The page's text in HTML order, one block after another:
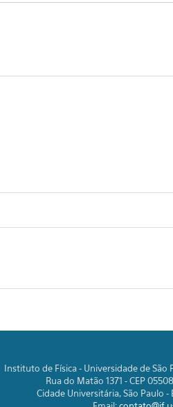
Instituto de Física - Universidade de São
Rua do Matão 1371 - CEP
Cidade Universitária, São Paulo -